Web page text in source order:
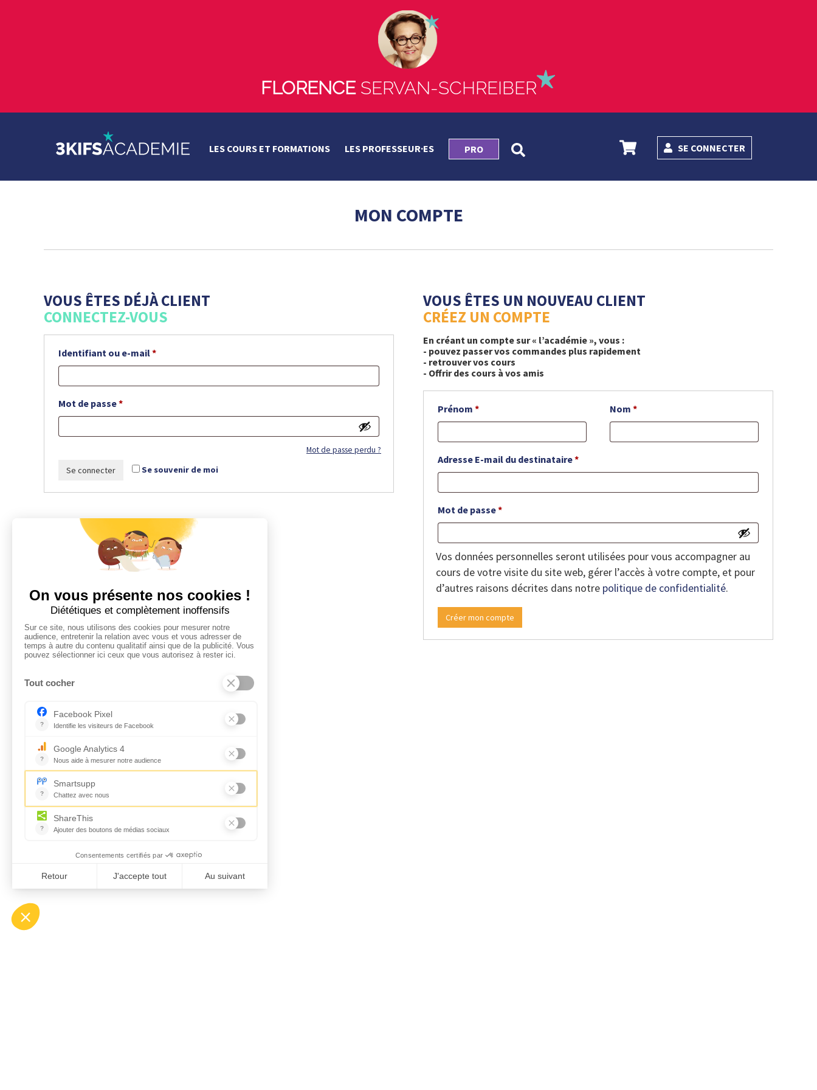
FLORENCE SERVAN-SCHREIBER
LES COURS ET FORMATIONS LES PROFESSEUR·ES PRO SE CONNECTER
MON COMPTE
VOUS ÊTES DÉJÀ CLIENT
CONNECTEZ-VOUS
Identifiant ou e-mail*
Mot de passe*
Mot de passe perdu ?
Se souvenir de moi
VOUS ÊTES UN NOUVEAU CLIENT
CRÉEZ UN COMPTE
En créant un compte sur « l’académie », vous :
- pouvez passer vos commandes plus rapidement
- retrouver vos cours
- Offrir des cours à vos amis
Prénom * Nom*
Adresse E-mail du destinataire*
Mot de passe*
Vos données personnelles seront utilisées pour vous accompagner au
cours de votre visite du site web, gérer l’accès à votre compte, et pour
d’autres raisons décrites dans notre politique de confidentialité.